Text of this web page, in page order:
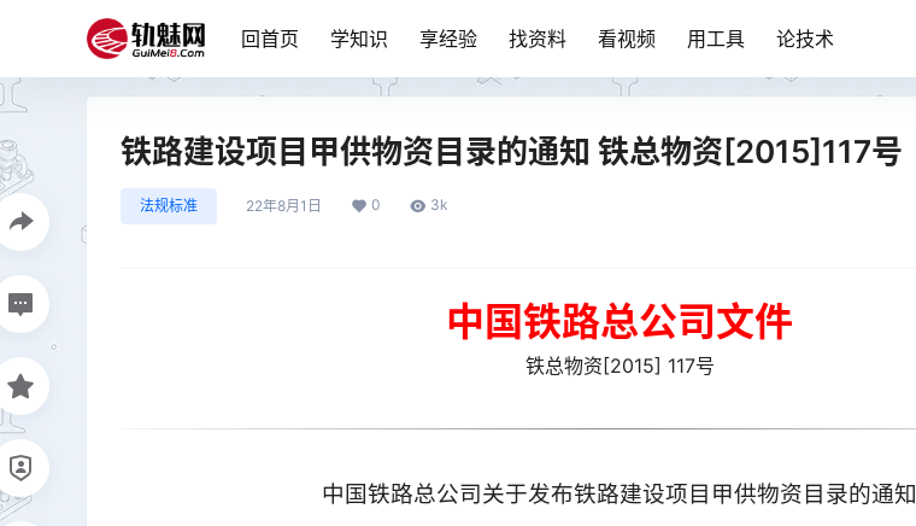
回首页 学知识 享经验 找资料 看视频 用工具 论技术
铁路建设项目甲供物资目录的通知 铁总物资[2015]117号
法规标准 22年8月1日 0 3k
中国铁路总公司文件
铁总物资[2015] 117号
中国铁路总公司关于发布铁路建设项目甲供物资目录的通知